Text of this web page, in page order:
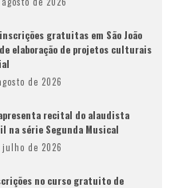
gratuitas em São João
elaboração de projetos culturais
de 2026
recital do alaudista
na série Segunda Musical
julho de 2026
no curso gratuito de